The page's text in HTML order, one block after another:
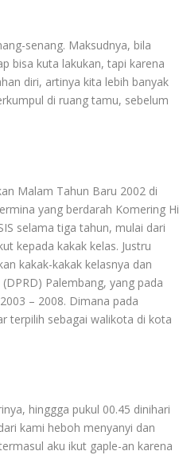
senang. Maksudnya, bila
bisa kuta lakukan, tapi karena
diri, artinya kita lebih banyak
di ruang tamu, sebelum
Malam Tahun Baru 2002 di
yang berdarah Komering
selama tiga tahun, mulai dari
kepada kakak kelas. Justru
kakak-kakak kelasnya dan
Palembang, yang pada
– 2008. Dimana pada
terpilih sebagai walikota di kota
hinggga pukul 00.45 dinihari
kami heboh menyanyi dan
aku ikut gaple-an karena